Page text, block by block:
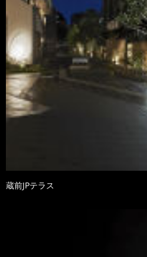
蔵前JPテラス